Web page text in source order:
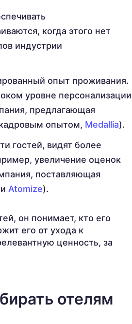
когда этого нет
индустрии
опыт проживания.
уровне персонализации
предлагающая
опытом, Medallia).
гостей, видят более
увеличение оценок
поставляющая
Atomize).
он понимает, кто его
его от ухода к
ценность, за
отелям